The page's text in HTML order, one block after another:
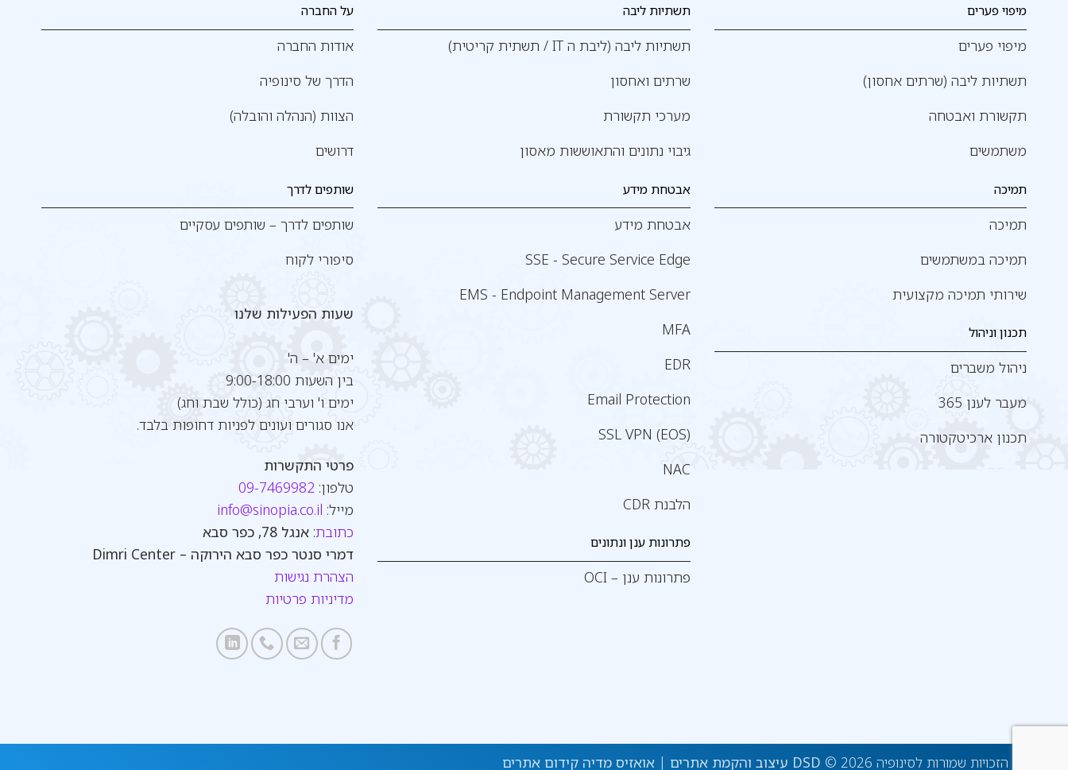
מיפוי פערים
מיפוי פערים
תשתיות ליבה (שרתים אחסון)
תקשורת ואבטחה
משתמשים
תמיכה
תמיכה
תמיכה במשתמשים
שירותי תמיכה מקצועית
תכנון וניהול
ניהול משברים
מעבר לענן 365
תכנון ארכיטקטורה
תשתיות ליבה
תשתיות ליבה (ליבת ה IT / תשתית קריטית)
שרתים ואחסון
מערכי תקשורת
גיבוי נתונים והתאוששות מאסון
אבטחת מידע
אבטחת מידע
SSE - Secure Service Edge
EMS - Endpoint Management Server
MFA
EDR
Email Protection
SSL VPN (EOS)
NAC
הלבנת CDR
פתרונות ענן ונתונים
פתרונות ענן – OCI
על החברה
אודות החברה
הדרך של סינופיה
הצוות (הנהלה והובלה)
דרושים
שותפים לדרך
שותפים לדרך – שותפים עסקיים
סיפורי לקוח
שעות הפעילות שלנו
ימים א' – ה'
בין השעות 9:00-18:00
ימים ו' וערבי חג (כולל שבת וחג)
אנו סגורים ועונים לפניות דחופות בלבד.
פרטי התקשרות
טלפון: 09-7469982
מייל: info@sinopia.co.il
כתובת: אנגל 78, כפר סבא
דמרי סנטר כפר סבא הירוקה – Dimri Center
הצהרת נגישות
מדיניות פרטיות
כל הזכויות שמורות לסינופיה 2026 © DSD עיצוב והקמת אתרים | אואזיס מדיה קידום אתרים